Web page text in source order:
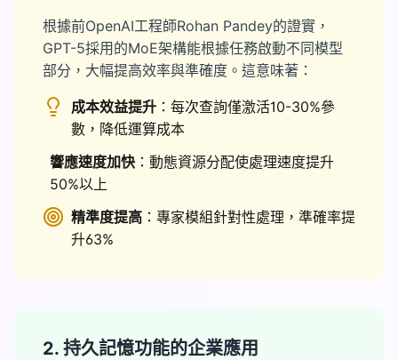
根據前OpenAI工程師Rohan Pandey的證實，
GPT-5採用的MoE架構能根據任務啟動不同模型
部分，大幅提高效率與準確度。這意味著：
成本效益提升 ：每次查詢僅激活10-30%參
數，降低運算成本
響應速度加快 ：動態資源分配使處理速度提升
50%以上
精準度提高 ：專家模組針對性處理，準確率提
升63%
2. 持久記憶功能的企業應用